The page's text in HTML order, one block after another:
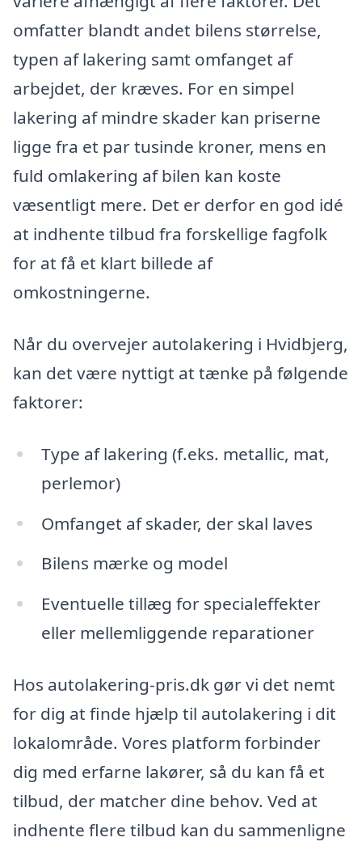
omfatter blandt andet bilens størrelse,
typen af lakering samt omfanget af
arbejdet, der kræves. For en simpel
lakering af mindre skader kan priserne
ligge fra et par tusinde kroner, mens en
fuld omlakering af bilen kan koste
væsentligt mere. Det er derfor en god idé
at indhente tilbud fra forskellige fagfolk
for at få et klart billede af
omkostningerne.
Når du overvejer autolakering i Hvidbjerg,
kan det være nyttigt at tænke på følgende
faktorer:
Type af lakering (f.eks. metallic, mat,
perlemor)
Omfanget af skader, der skal laves
Bilens mærke og model
Eventuelle tillæg for specialeffekter
eller mellemliggende reparationer
Hos autolakering-pris.dk gør vi det nemt
for dig at finde hjælp til autolakering i dit
lokalområde. Vores platform forbinder
dig med erfarne lakører, så du kan få et
tilbud, der matcher dine behov. Ved at
indhente flere tilbud kan du sammenligne